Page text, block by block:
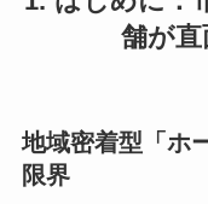
舗が
地域密着型「ホ
限界